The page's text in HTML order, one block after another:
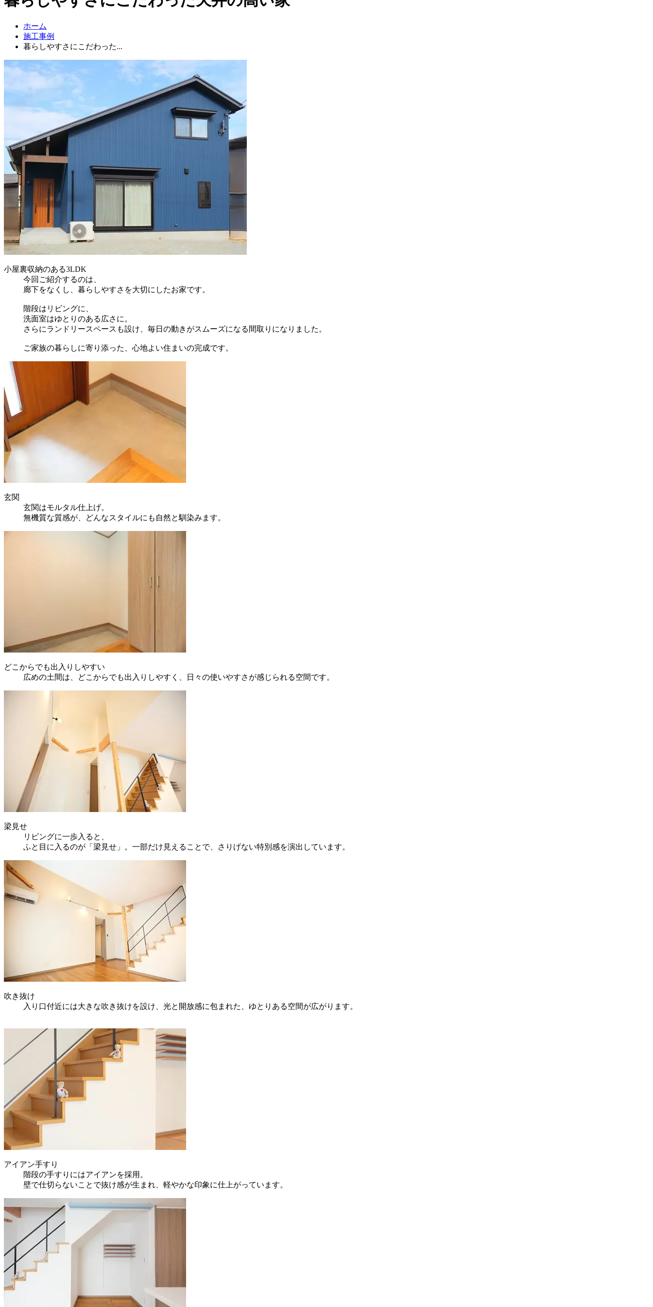
ホーム
施工事例
暮らしやすさにこだわった...
小屋裏収納のある3LDK
今回ご紹介するのは、
廊下をなくし、暮らしやすさを大切にしたお家です。
階段はリビングに、
洗面室はゆとりのある広さに。
さらにランドリースペースも設け、毎日の動きがスムーズになる間取りになりました。
ご家族の暮らしに寄り添った、心地よい住まいの完成です。
玄関
玄関はモルタル仕上げ。
無機質な質感が、どんなスタイルにも自然と馴染みます。
どこからでも出入りしやすい
広めの土間は、どこからでも出入りしやすく、日々の使いやすさが感じられる空間です。
梁見せ
リビングに一歩入ると、
ふと目に入るのが「梁見せ」。一部だけ見えることで、さりげない特別感を演出しています。
吹き抜け
入り口付近には大きな吹き抜けを設け、光と開放感に包まれた、ゆとりある空間が広がります。
アイアン手すり
階段の手すりにはアイアンを採用。
壁で仕切らないことで抜け感が生まれ、軽やかな印象に仕上がっています。